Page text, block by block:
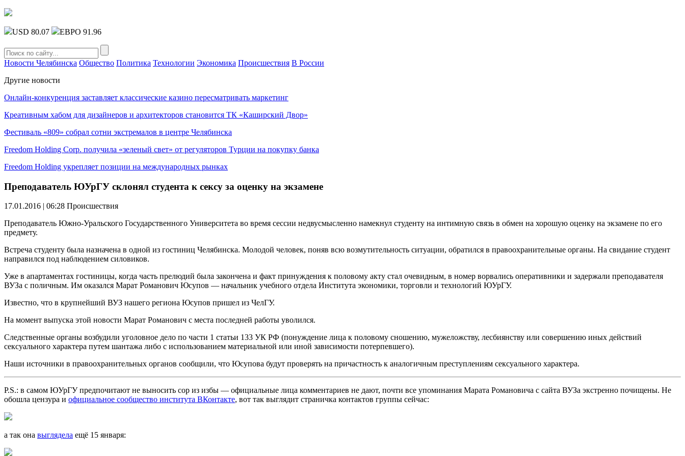
USD 80.07 ЕВРО 91.96
Новости Челябинска Общество Политика Технологии Экономика Происшествия В России
Другие новости
Онлайн-конкуренция заставляет классические казино пересматривать маркетинг
Креативным хабом для дизайнеров и архитекторов становится ТК «Каширский Двор»
Фестиваль «809» собрал сотни экстремалов в центре Челябинска
Freedom Holding Corp. получила «зеленый свет» от регуляторов Турции на покупку банка
Freedom Holding укрепляет позиции на международных рынках
Преподаватель ЮУрГУ склонял студента к сексу за оценку на экзамене
17.01.2016 | 06:28 Происшествия
Преподаватель Южно-Уральского Государственного Университета во время сессии недвусмысленно намекнул студенту на интимную связь в обмен на хорошую оценку на экзамене по его
предмету.
Встреча студенту была назначена в одной из гостиниц Челябинска. Молодой человек, поняв всю возмутительность ситуации, обратился в правоохранительные органы. На свидание студент
направился под наблюдением силовиков.
Уже в апартаментах гостиницы, когда часть прелюдий была закончена и факт принуждения к половому акту стал очевидным, в номер ворвались оперативники и задержали преподавателя
ВУЗа с поличным. Им оказался Марат Романович Юсупов — начальник учебного отдела Института экономики, торговли и технологий ЮУрГУ.
Известно, что в крупнейший ВУЗ нашего региона Юсупов пришел из ЧелГУ.
На момент выпуска этой новости Марат Романович с места последней работы уволился.
Следственные органы возбудили уголовное дело по части 1 статьи 133 УК РФ (понуждение лица к половому сношению, мужеложству, лесбиянству или совершению иных действий
сексуального характера путем шантажа либо с использованием материальной или иной зависимости потерпевшего).
Наши источники в правоохранительных органов сообщили, что Юсупова будут проверять на причастность к аналогичным преступлениям сексуального характера.
P.S.: в самом ЮУрГУ предпочитают не выносить сор из избы — официальные лица комментариев не дают, почти все упоминания Марата Романовича с сайта ВУЗа экстренно почищены. Не
обошла цензура и официальное сообщество института ВКонтакте, вот так выглядит страничка контактов группы сейчас:
а так она выглядела ещё 15 января: